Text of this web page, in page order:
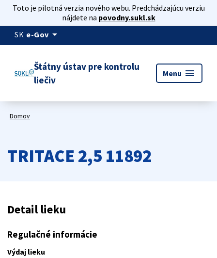
Toto je pilotná verzia nového webu. Predchádzajúcu verziu
nájdete na povodny.sukl.sk
SK e-Gov arrow_drop_down
Štátny ústav pre kontrolu
liečiv
Menu menu
Domov
TRITACE 2,5 11892
Detail lieku
Regulačné informácie
Výdaj lieku